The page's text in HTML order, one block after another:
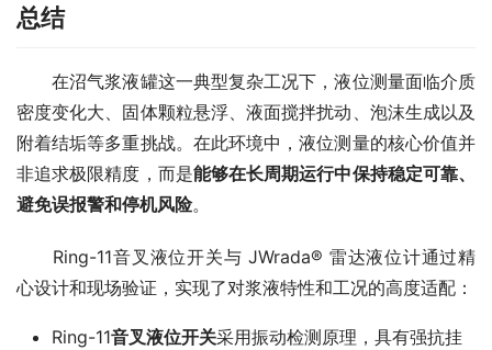
总结
在沼气浆液罐这一典型复杂工况下，液位测量面临介质
密度变化大、固体颗粒悬浮、液面搅拌扰动、泡沫生成以及
附着结垢等多重挑战。在此环境中，液位测量的核心价值并
非追求极限精度，而是能够在长周期运行中保持稳定可靠、
避免误报警和停机风险。
Ring-11音叉液位开关与 JWrada® 雷达液位计通过精
心设计和现场验证，实现了对浆液特性和工况的高度适配：
Ring-11音叉液位开关采用振动检测原理，具有强抗挂